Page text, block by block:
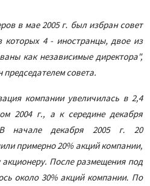
в мае 2005 г. был избран совет
которых 4 - иностранцы, двое из
как независимые директора",
совета.
компании увеличилась в 2,4
2004 г., а к середине декабря
начале декабря 2005 г. 20
примерно 20% акций компании,
После размещения под
около 30% акций компании. По